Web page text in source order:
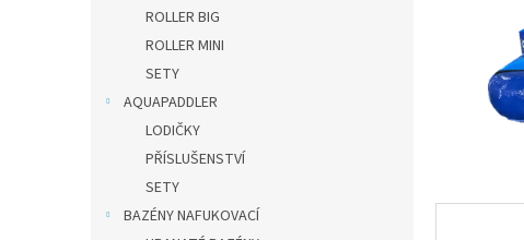
ROLLER BIG
ROLLER MINI
SETY
AQUAPADDLER
LODIČKY
PŘÍSLUŠENSTVÍ
SETY
BAZÉNY NAFUKOVACÍ